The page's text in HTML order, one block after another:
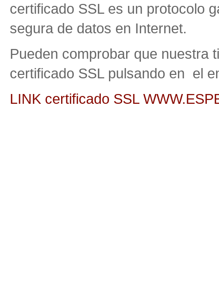
certificado SSL es un protocolo
segura de datos en Internet.
Pueden comprobar que nuestra
certificado SSL pulsando en el
LINK certificado SSL